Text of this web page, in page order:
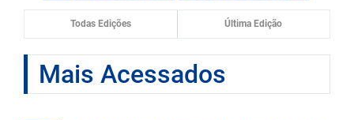
Todas Edições Última Edição
Mais Acessados